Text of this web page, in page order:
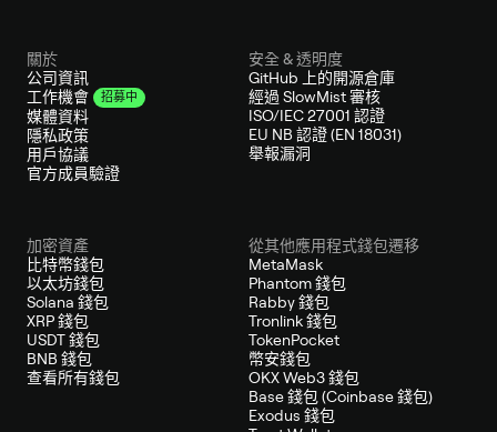
關於
公司資訊
工作機會
招募中
媒體資料
隱私政策
用戶協議
官方成員驗證
安全 & 透明度
GitHub 上的開源倉庫
經過 SlowMist 審核
ISO/IEC 27001 認證
EU NB 認證 (EN 18031)
舉報漏洞
加密資產
比特幣錢包
以太坊錢包
Solana 錢包
XRP 錢包
USDT 錢包
BNB 錢包
查看所有錢包
從其他應用程式錢包遷移
MetaMask
Phantom 錢包
Rabby 錢包
Tronlink 錢包
TokenPocket
幣安錢包
OKX Web3 錢包
Base 錢包 (Coinbase 錢包)
Exodus 錢包